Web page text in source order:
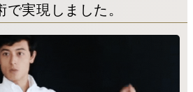
で実現しました。